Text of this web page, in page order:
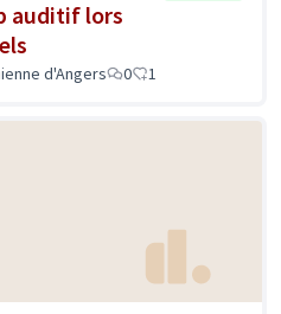
auditif lors
d'Angers 0 1